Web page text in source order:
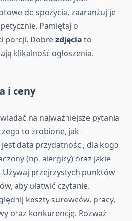
do spożycia, zaaranżuj je
Pamiętaj o
porcji. Dobrezdjęcia to
klikalność ogłoszenia.
i ceny
na najważniejsze pytania
to zrobione, jak
data przydatności, dla kogo
(np. alergicy) oraz jakie
Używaj przejrzystych punktów
aby ułatwić czytanie.
koszty surowców, pracy,
oraz konkurencję. Rozważ